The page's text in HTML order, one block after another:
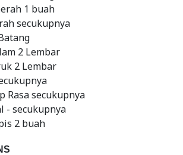
1 buah
secukupnya
2 Lembar
2 Lembar
Rasa secukupnya
- secukupnya
2 buah